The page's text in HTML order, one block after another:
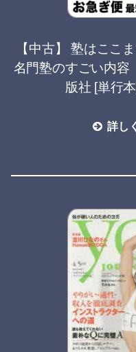
【中古】 塾はここ
名門塾のすごい内
版社 [単行
詳し